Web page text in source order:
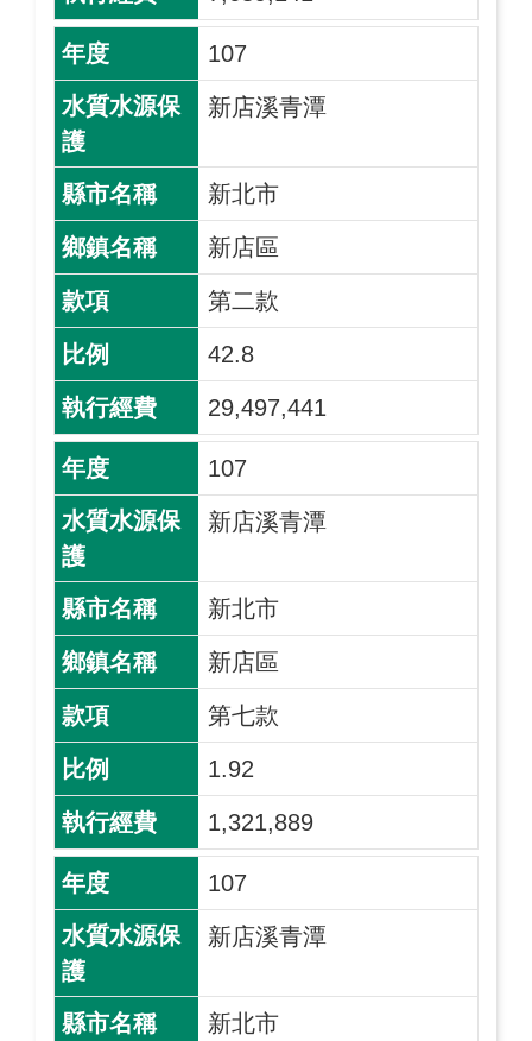
107
新店溪青潭
新北市
新店區
第二款
42.8
29,497,441
107
新店溪青潭
新北市
新店區
第七款
1.92
1,321,889
107
新店溪青潭
新北市